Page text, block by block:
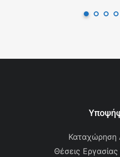
Καταχώρηση
Θέσεις